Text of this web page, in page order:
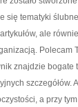
się tematyki
ale
Polecam
znajdzie
szczegółów.
a przy